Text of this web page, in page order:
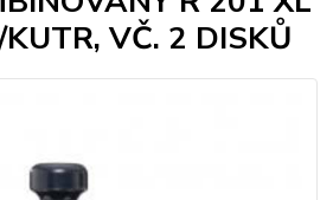
VČ. 2 DISKŮ